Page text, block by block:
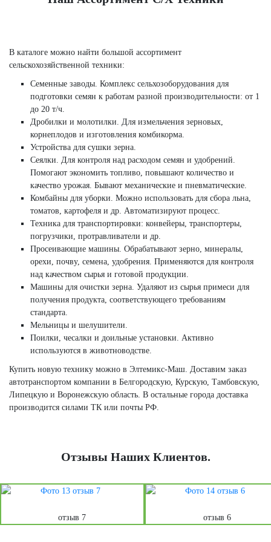
В каталоге можно найти большой ассортимент
сельскохозяйственной техники:
Семенные заводы. Комплекс сельхозоборудования для
подготовки семян к работам разной производительности: от 1
до 20 т/ч.
Дробилки и молотилки. Для измельчения зерновых,
корнеплодов и изготовления комбикорма.
Устройства для сушки зерна.
Сеялки. Для контроля над расходом семян и удобрений.
Помогают экономить топливо, повышают количество и
качество урожая. Бывают механические и пневматические.
Комбайны для уборки. Можно использовать для сбора льна,
томатов, картофеля и др. Автоматизируют процесс.
Техника для транспортировки: конвейеры, транспортеры,
погрузчики, протравливатели и др.
Просеивающие машины. Обрабатывают зерно, минералы,
орехи, почву, семена, удобрения. Применяются для контроля
над качеством сырья и готовой продукции.
Машины для очистки зерна. Удаляют из сырья примеси для
получения продукта, соответствующего требованиям
стандарта.
Мельницы и шелушители.
Поилки, чесалки и доильные установки. Активно
используются в животноводстве.
Купить новую технику можно в Элтемикс-Маш. Доставим заказ
автотранспортом компании в Белгородскую, Курскую, Тамбовскую,
Липецкую и Воронежскую область. В остальные города доставка
производится силами ТК или почты РФ.
Отзывы Наших Клиентов.
отзыв 7 отзыв 6